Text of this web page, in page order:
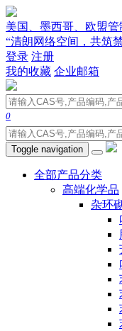
美国、墨西哥、欧盟
“清朗网络空间，共筑
登录 注册
我的收藏 企业邮箱
0
Toggle navigation
全部产品分类
高端化学品
杂环